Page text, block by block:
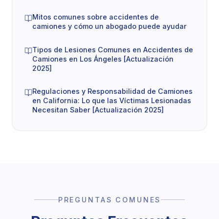
En California, generalmente tienedos añosdesde la
por lesiones personales.
¿Qué pasa si el conductor del camión
dice que yo tuve la culpa?
California sigue reglas denegligencia comparativa
significativamente más complejos que los accidentes
Mitos comunes sobre accidentes de
camiones y cómo un abogado puede ayudar
Tipos de Lesiones Comunes en Accidentes de
Camiones en Los Ángeles [Actualización
2025]
Regulaciones y Responsabilidad de Camiones
en California: Lo que las Víctimas Lesionadas
Necesitan Saber [Actualización 2025]
PREGUNTAS COMUNES